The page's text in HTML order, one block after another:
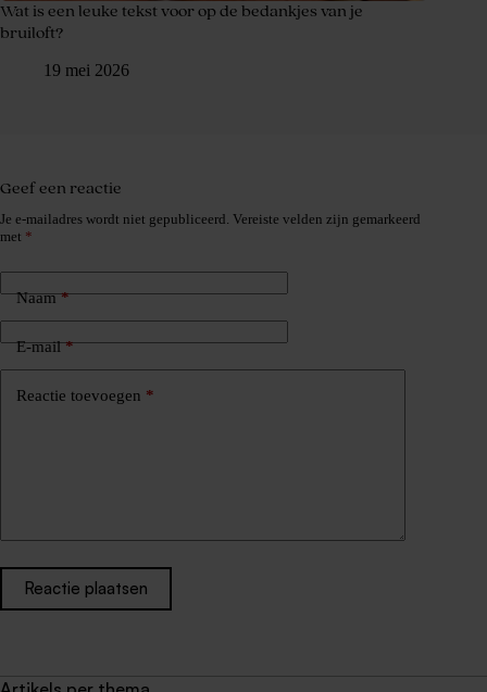
Wat is een leuke tekst voor op de bedankjes van je
bruiloft?
19 mei 2026
Geef een reactie
Je e-mailadres wordt niet gepubliceerd. Vereiste velden zijn gemarkeerd
met *
Naam*
E-mail*
Reactie toevoegen *
Reactie plaatsen